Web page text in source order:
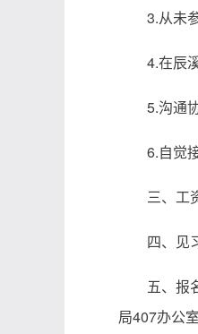
3.从未
4.在辰
5.沟通
6.自觉
三、工
四、见
五、报
局407办公